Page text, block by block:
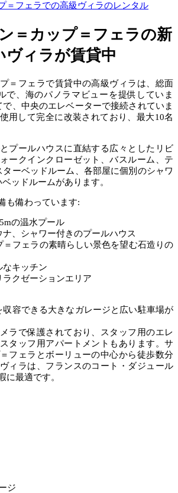
＝フェラでの高級ヴィラのレンタル
＝カップ＝フェラの新
ヴィラが賃貸中
＝フェラで賃貸中の高級ヴィラは、総面
で、海のパノラマビューを提供していま
、中央のエレベーターで接続されていま
用して完全に改装されており、最大10名
プールハウスに直結する広々としたリビ
ークインクローゼット、バスルーム、テ
ーベッドルーム、各部屋に個別のシャワ
ッドルームがあります。
も備わっています:
の温水プール
、シャワー付きのプールハウス
＝フェラの素晴らしい景色を望む石造りの
なキッチン
クゼーションエリア
収容できる大きなガレージと広い駐車場が
ラで保護されており、スタッフ用のエレ
タッフ用アパートメントもあります。サ
フェラとボーリューの中心から徒歩数分
ィラは、フランスのコート・ダジュール
に最適です。
ジ